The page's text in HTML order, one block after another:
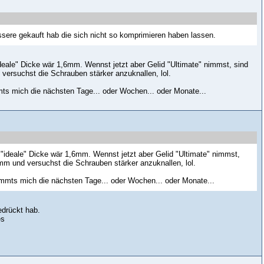
gekauft hab die sich nicht so komprimieren haben lassen.
Dicke wär 1,6mm. Wennst jetzt aber Gelid "Ultimate" nimmst, sind
die Schrauben stärker anzuknallen, lol.
mich die nächsten Tage... oder Wochen... oder Monate...
Dicke wär 1,6mm. Wennst jetzt aber Gelid "Ultimate" nimmst,
und versuchst die Schrauben stärker anzuknallen, lol.
mich die nächsten Tage... oder Wochen... oder Monate...
hab.